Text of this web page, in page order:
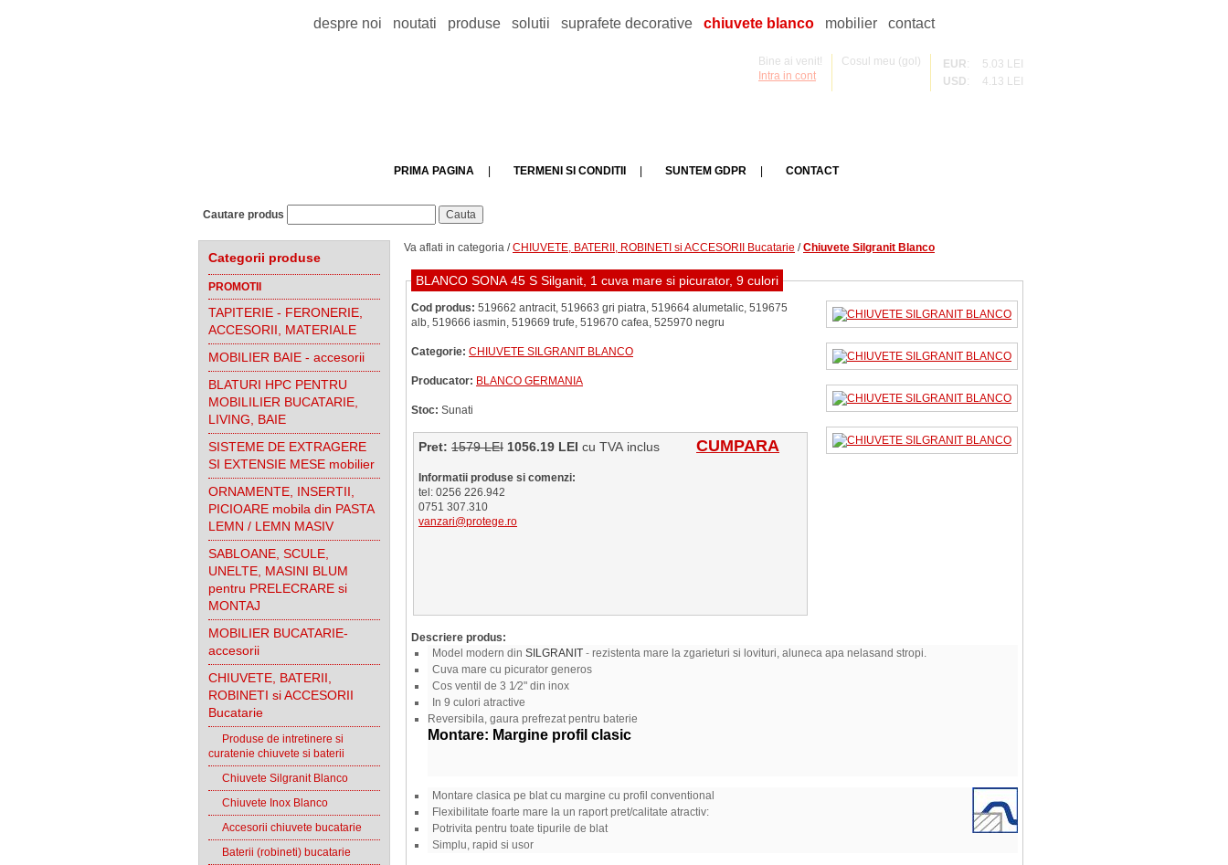
despre noi noutati produse solutii suprafete decorative chiuvete blanco mobilier contact
Bine ai venit!
Intra in cont
Cosul meu (gol) EUR:
5.03 LEI
USD: 4.13 LEI
PRIMA PAGINA TERMENI SI CONDITII SUNTEM GDPR CONTACT
Cautare produs
Categorii produse
PROMOTII
TAPITERIE - FERONERIE,
ACCESORII, MATERIALE
MOBILIER BAIE - accesorii
BLATURI HPC PENTRU
MOBILILIER BUCATARIE,
LIVING, BAIE
SISTEME DE EXTRAGERE
SI EXTENSIE MESE mobilier
ORNAMENTE, INSERTII,
PICIOARE mobila din PASTA
LEMN / LEMN MASIV
SABLOANE, SCULE,
UNELTE, MASINI BLUM
pentru PRELECRARE si
MONTAJ
MOBILIER BUCATARIE-
accesorii
CHIUVETE, BATERII,
ROBINETI si ACCESORII
Bucatarie
Produse de intretinere si
curatenie chiuvete si baterii
Chiuvete Silgranit Blanco
Chiuvete Inox Blanco
Accesorii chiuvete bucatarie
Baterii (robineti) bucatarie
Va aflati in categoria /CHIUVETE, BATERII, ROBINETI si ACCESORII Bucatarie /Chiuvete Silgranit Blanco
BLANCO SONA 45 S Silganit, 1 cuva mare si picurator, 9 culori
Cod produs: 519662 antracit, 519663 gri piatra, 519664 alumetalic, 519675
alb, 519666 iasmin, 519669 trufe, 519670 cafea, 525970 negru
Categorie: CHIUVETE SILGRANIT BLANCO
Producator: BLANCO GERMANIA
Stoc: Sunati
Pret: 1579 LEI 1056.19 LEI cu TVA inclus CUMPARA
Informatii produse si comenzi:
tel: 0256 226.942
0751 307.310
vanzari@protege.ro
Descriere produs:
Model modern din SILGRANIT - rezistenta mare la zgarieturi si lovituri, aluneca apa nelasand stropi.
Cuva mare cu picurator generos
Cos ventil de 3 1⁄2" din inox
In 9 culori atractive
Reversibila, gaura prefrezat pentru baterie
Montare: Margine profil clasic
Montare clasica pe blat cu margine cu profil conventional
Flexibilitate foarte mare la un raport pret/calitate atractiv:
Potrivita pentru toate tipurile de blat
Simplu, rapid si usor